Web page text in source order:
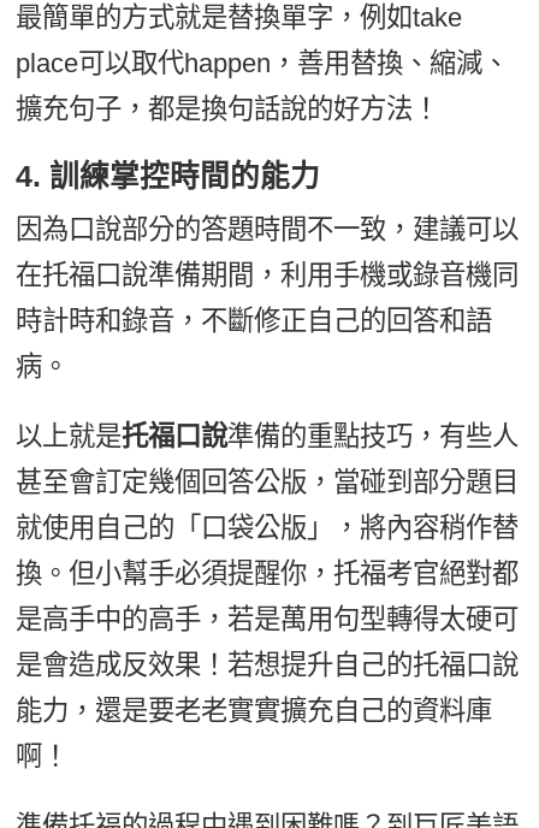
最簡單的方式就是替換單字，例如take
place可以取代happen，善用替換、縮減、
擴充句子，都是換句話說的好方法！
4. 訓練掌控時間的能力
因為口說部分的答題時間不一致，建議可以
在托福口說準備期間，利用手機或錄音機同
時計時和錄音，不斷修正自己的回答和語
病。
以上就是托福口說準備的重點技巧，有些人
甚至會訂定幾個回答公版，當碰到部分題目
就使用自己的「口袋公版」，將內容稍作替
換。但小幫手必須提醒你，托福考官絕對都
是高手中的高手，若是萬用句型轉得太硬可
是會造成反效果！若想提升自己的托福口說
能力，還是要老老實實擴充自己的資料庫
啊！